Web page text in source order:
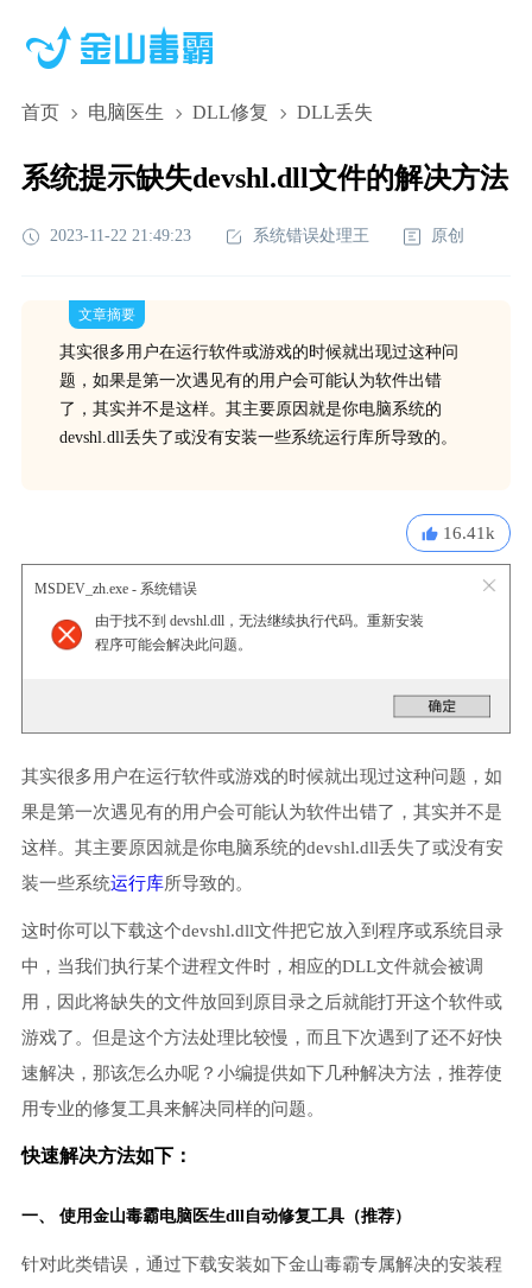
首页 电脑医生 DLL修复 DLL丢失
系统提示缺失devshl.dll文件的解决方法
2023-11-22 21:49:23 系统错误处理王 原创
文章摘要
其实很多用户在运行软件或游戏的时候就出现过这种问
题，如果是第一次遇见有的用户会可能认为软件出错
了，其实并不是这样。其主要原因就是你电脑系统的
devshl.dll丢失了或没有安装一些系统运行库所导致的。
16.41k
MSDEV_zh.exe - 系统错误
由于找不到 devshl.dll，无法继续执行代码。重新安装
程序可能会解决此问题。
其实很多用户在运行软件或游戏的时候就出现过这种问题，如
果是第一次遇见有的用户会可能认为软件出错了，其实并不是
这样。其主要原因就是你电脑系统的devshl.dll丢失了或没有安
装一些系统运行库所导致的。
这时你可以下载这个devshl.dll文件把它放入到程序或系统目录
中，当我们执行某个进程文件时，相应的DLL文件就会被调
用，因此将缺失的文件放回到原目录之后就能打开这个软件或
游戏了。但是这个方法处理比较慢，而且下次遇到了还不好快
速解决，那该怎么办呢？小编提供如下几种解决方法，推荐使
用专业的修复工具来解决同样的问题。
快速解决方法如下：
一、 使用金山毒霸电脑医生dll自动修复工具（推荐）
针对此类错误，通过下载安装如下金山毒霸专属解决的安装程